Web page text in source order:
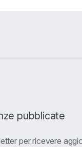
pubblicate
per ricevere